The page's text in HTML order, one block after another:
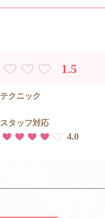
1.5
テクニック
スタッフ対応
4.0